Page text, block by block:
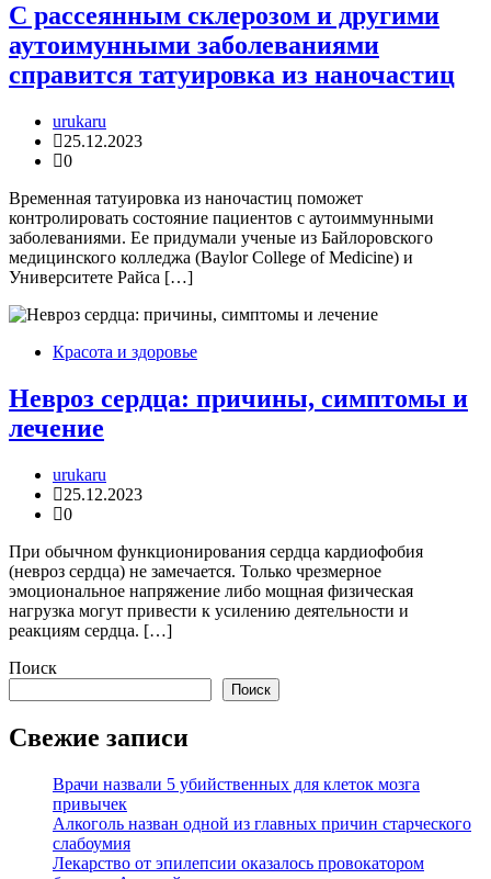
С рассеянным склерозом и другими
аутоимунными заболеваниями
справится татуировка из наночастиц
urukaru
25.12.2023
0
Временная татуировка из наночастиц поможет
контролировать состояние пациентов с аутоиммунными
заболеваниями. Ее придумали ученые из Байлоровского
медицинского колледжа (Baylor College of Medicine) и
Университете Райса […]
Красота и здоровье
Невроз сердца: причины, симптомы и
лечение
urukaru
25.12.2023
0
При обычном функционирования сердца кардиофобия
(невроз сердца) не замечается. Только чрезмерное
эмоциональное напряжение либо мощная физическая
нагрузка могут привести к усилению деятельности и
реакциям сердца. […]
Поиск
Поиск
Свежие записи
Врачи назвали 5 убийственных для клеток мозга
привычек
Алкоголь назван одной из главных причин старческого
слабоумия
Лекарство от эпилепсии оказалось провокатором